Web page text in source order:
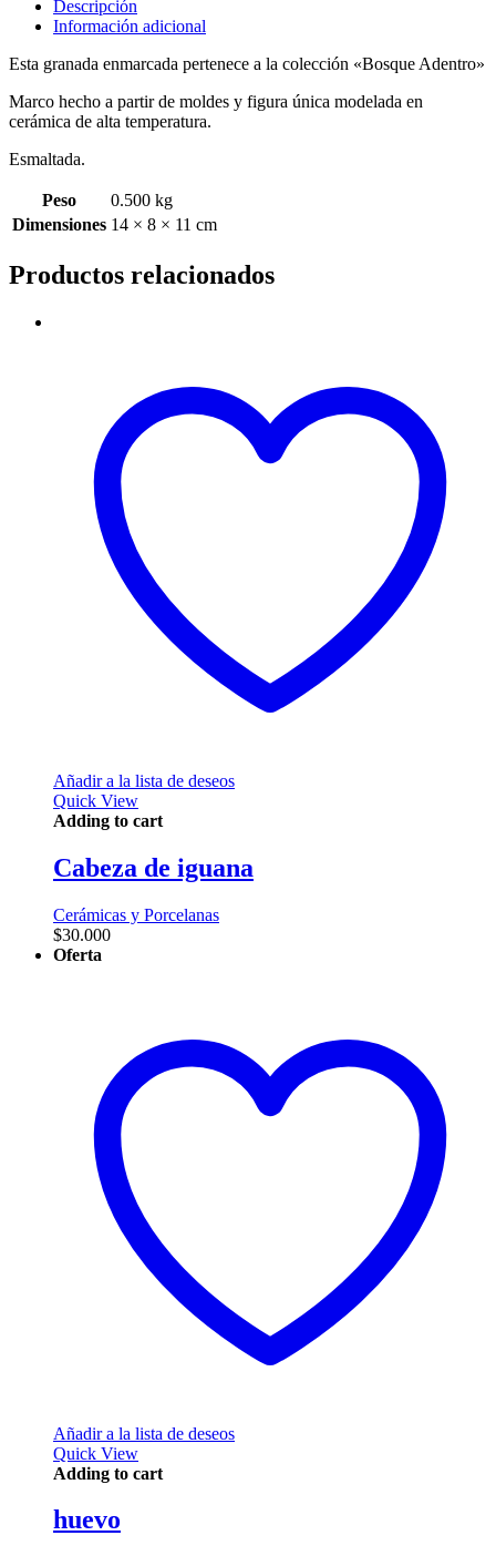
Descripción
Información adicional
Esta granada enmarcada pertenece a la colección «Bosque Adentro»
Marco hecho a partir de moldes y figura única modelada en
cerámica de alta temperatura.
Esmaltada.
Peso
0.500 kg
Dimensiones 14 × 8 × 11 cm
Productos relacionados
Añadir a la lista de deseos
Quick View
Adding to cart
Cabeza de iguana
Cerámicas y Porcelanas
$30.000
Oferta
Añadir a la lista de deseos
Quick View
Adding to cart
huevo